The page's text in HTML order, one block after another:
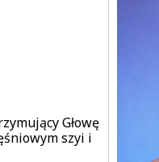
Głowę
szyi i